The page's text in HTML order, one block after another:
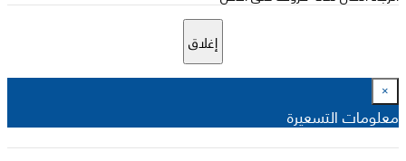
إغلاق
×
معلومات التسعيرة